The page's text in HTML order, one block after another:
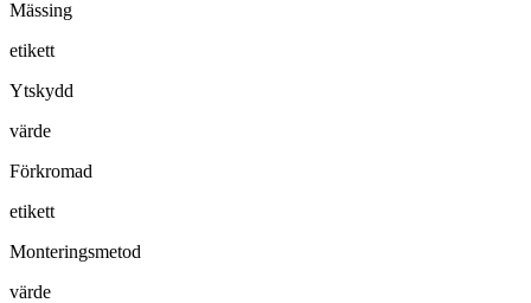
Mässing
etikett
Ytskydd
värde
Förkromad
etikett
Monteringsmetod
värde